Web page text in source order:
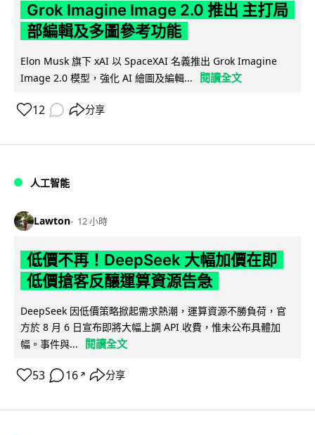
Grok Imagine Image 2.0 推出 主打局
部編輯及多圖參考功能
Elon Musk 旗下 xAI 以 SpaceXAI 名義推出 Grok Imagine
Image 2.0 模型，強化 AI 繪圖及編輯...
閱讀全文
12 分享
人工智能
Lawton 12 小時
低價不再！DeepSeek 大幅加價在即
低價搶客反釀運算資源告急
DeepSeek 因低價策略掀起需求熱潮，運算資源不勝負荷，官
方於 8 月 6 日宣布即將大幅上調 API 收費，惟未公布具體加
幅。事件與...
閱讀全文
53 16 ↗ 分享